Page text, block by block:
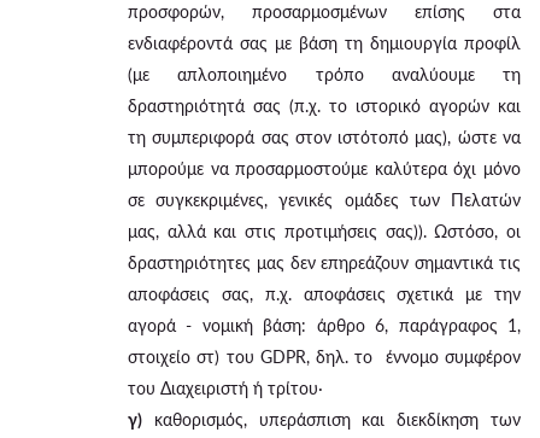
προσφορών, προσαρμοσμένων επίσης στα
ενδιαφέροντά σας με βάση τη δημιουργία προφίλ
(με απλοποιημένο τρόπο αναλύουμε τη
δραστηριότητά σας (π.χ. το ιστορικό αγορών και
τη συμπεριφορά σας στον ιστότοπό μας), ώστε να
μπορούμε να προσαρμοστούμε καλύτερα όχι μόνο
σε συγκεκριμένες, γενικές ομάδες των Πελατών
μας, αλλά και στις προτιμήσεις σας)). Ωστόσο, οι
δραστηριότητες μας δεν επηρεάζουν σημαντικά τις
αποφάσεις σας, π.χ. αποφάσεις σχετικά με την
αγορά - νομική βάση: άρθρο 6, παράγραφος 1,
στοιχείο στ) του GDPR, δηλ. το έννομο συμφέρον
του Διαχειριστή ή τρίτου·
γ) καθορισμός, υπεράσπιση και διεκδίκηση των